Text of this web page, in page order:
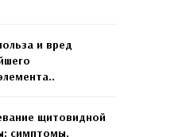
и вред
щитовидной
симптомы,